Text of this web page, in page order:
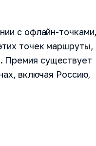
с офлайн-точками,
точек маршруты,
Премия существует
включая Россию,